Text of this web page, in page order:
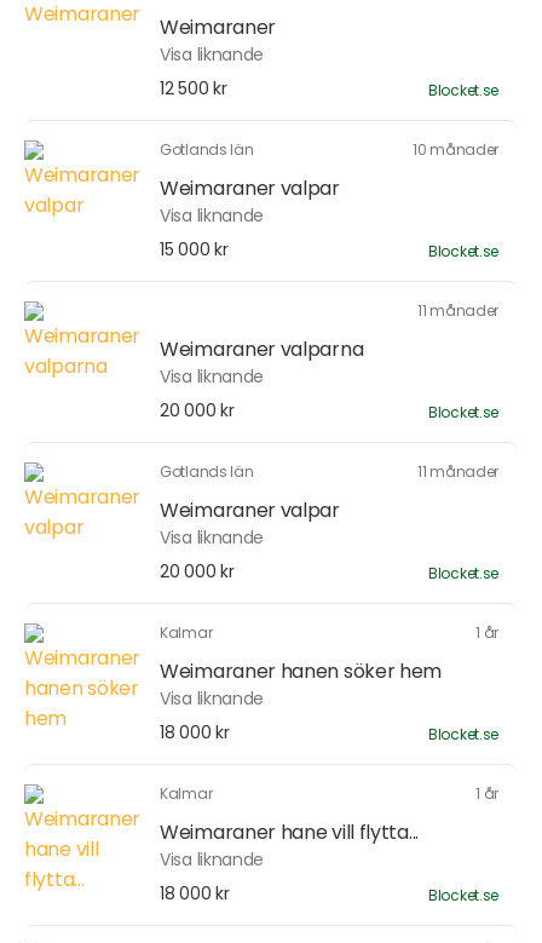
Weimaraner
Visa liknande
12 500 kr
Blocket.se
Gotlands län 10 månader
Weimaraner valpar
Visa liknande
15 000 kr
Blocket.se
11 månader
Weimaraner valparna
Visa liknande
20 000 kr
Blocket.se
Gotlands län 11 månader
Weimaraner valpar
Visa liknande
20 000 kr
Blocket.se
Kalmar 1 år
Weimaraner hanen söker hem
Visa liknande
18 000 kr
Blocket.se
Kalmar 1 år
Weimaraner hane vill flytta...
Visa liknande
18 000 kr
Blocket.se